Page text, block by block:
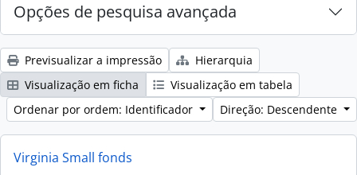
Opções de pesquisa avançada
Previsualizar a impressão
Hierarquia
Visualização em ficha
Visualização em tabela
Ordenar por ordem: Identificador
Direção: Descendente
Virginia Small fonds